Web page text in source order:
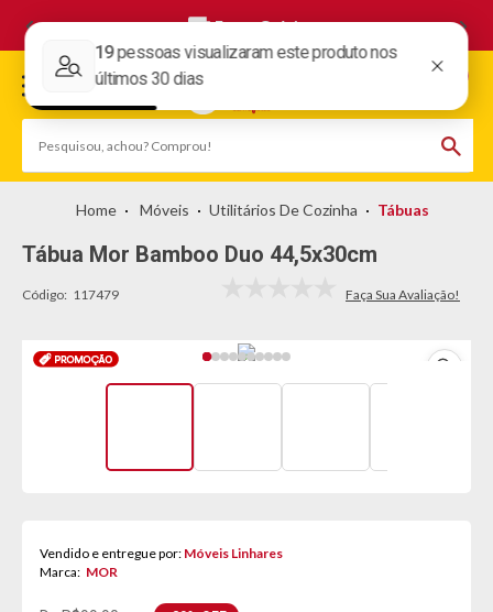
Frete Grátis
Móveis Utilitários De Cozinha Tábuas
Tábua Mor Bamboo Duo 44,5x30cm
Código: 117479
topo-
Vendido e entregue por: Móveis Linhares
Marca: MOR